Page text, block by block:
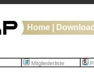
Home
Mitgliederliste